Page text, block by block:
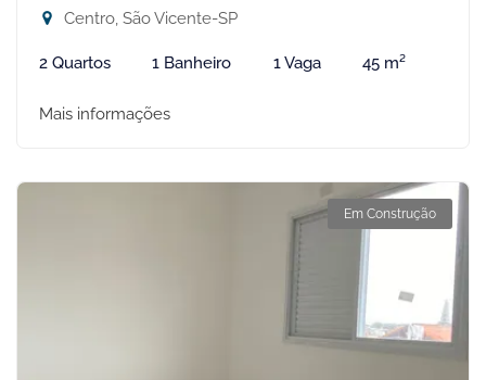
Centro, São Vicente-SP
2 Quartos 1 Banheiro 1 Vaga 45 m²
Mais informações
Em Construção